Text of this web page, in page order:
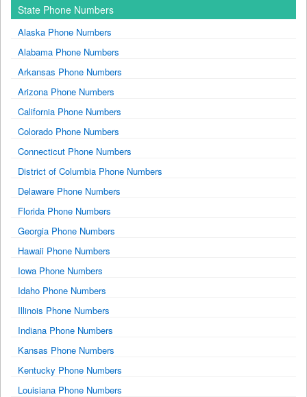
State Phone Numbers
Alaska Phone Numbers
Alabama Phone Numbers
Arkansas Phone Numbers
Arizona Phone Numbers
California Phone Numbers
Colorado Phone Numbers
Connecticut Phone Numbers
District of Columbia Phone Numbers
Delaware Phone Numbers
Florida Phone Numbers
Georgia Phone Numbers
Hawaii Phone Numbers
Iowa Phone Numbers
Idaho Phone Numbers
Illinois Phone Numbers
Indiana Phone Numbers
Kansas Phone Numbers
Kentucky Phone Numbers
Louisiana Phone Numbers